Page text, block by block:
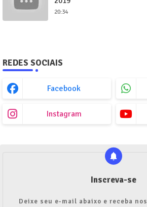
20:34
REDES SOCIAIS
Facebook
Instagram
Inscreva-se
Deixe seu e-mail abaixo e receba